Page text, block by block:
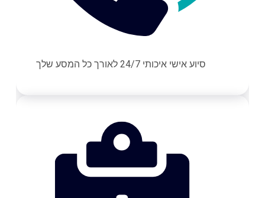
סיוע אישי איכותי 24/7 לאורך כל המסע שלך